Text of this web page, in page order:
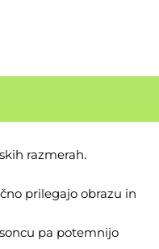
razmerah.
prilegajo obrazu in
pa potemnijo